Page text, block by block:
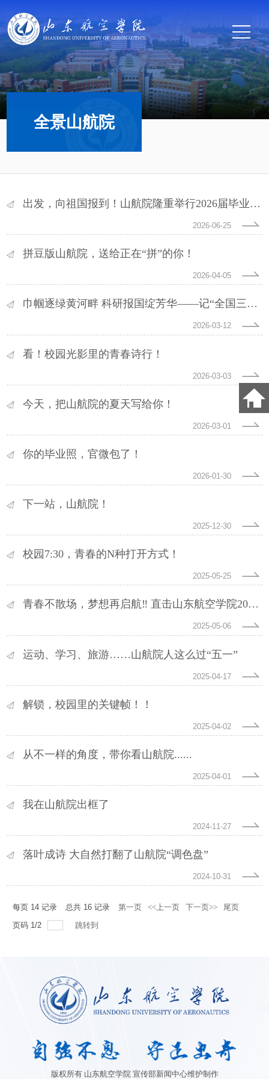
全景山航院
出发，向祖国报到！山航院隆重举行2026届毕业典礼暨学位授予仪式
2026-06-25
拼豆版山航院，送给正在“拼”的你！
2026-04-05
巾帼逐绿黄河畔 科研报国绽芳华——记“全国三八红旗集体”山东航空学院黄河三角洲生态环境保护科研创新团队
2026-03-12
看！校园光影里的青春诗行！
2026-03-03
今天，把山航院的夏天写给你！
2026-03-01
你的毕业照，官微包了！
2026-01-30
下一站，山航院！
2025-12-30
校园7:30，青春的N种打开方式！
2025-05-25
青春不散场，梦想再启航‼️ 直击山东航空学院2025年毕业典礼暨学位授予仪式
2025-05-06
运动、学习、旅游……山航院人这么过“五一”
2025-04-17
解锁，校园里的关键帧！！
2025-04-02
从不一样的角度，带你看山航院......
2025-04-01
我在山航院出框了
2024-11-27
落叶成诗 大自然打翻了山航院“调色盘”
2024-10-31
每页 14 记录 总共 16 记录 第一页 <<上一页 下一页>>
尾页
页码 1/2 跳转到
版权所有 山东航空学院 宣传部新闻中心维护制作